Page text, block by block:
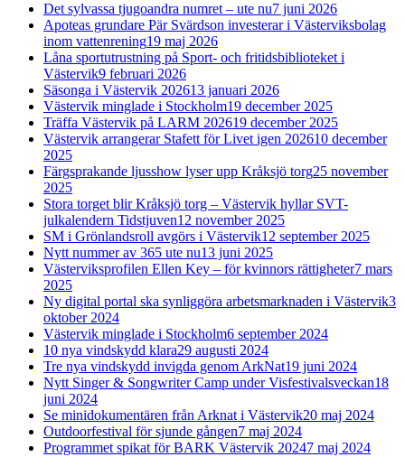
Det sylvassa tjugoandra numret – ute nu7 juni 2026
Apoteas grundare Pär Svärdson investerar i Västerviksbolag
inom vattenrening19 maj 2026
Låna sportutrustning på Sport- och fritidsbiblioteket i
Västervik9 februari 2026
Säsonga i Västervik 202613 januari 2026
Västervik minglade i Stockholm19 december 2025
Träffa Västervik på LARM 202619 december 2025
Västervik arrangerar Stafett för Livet igen 202610 december
2025
Färgsprakande ljusshow lyser upp Kråksjö torg25 november
2025
Stora torget blir Kråksjö torg – Västervik hyllar SVT-
julkalendern Tidstjuven12 november 2025
SM i Grönlandsroll avgörs i Västervik12 september 2025
Nytt nummer av 365 ute nu13 juni 2025
Västerviksprofilen Ellen Key – för kvinnors rättigheter7 mars
2025
Ny digital portal ska synliggöra arbetsmarknaden i Västervik3
oktober 2024
Västervik minglade i Stockholm6 september 2024
10 nya vindskydd klara29 augusti 2024
Tre nya vindskydd invigda genom ArkNat19 juni 2024
Nytt Singer & Songwriter Camp under Visfestivalsveckan18
juni 2024
Se minidokumentären från Arknat i Västervik20 maj 2024
Outdoorfestival för sjunde gången7 maj 2024
Programmet spikat för BARK Västervik 20247 maj 2024